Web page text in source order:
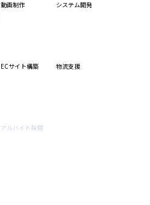
動画制作
システム開発
ECサイト構築
物流支援
アルバイト採用